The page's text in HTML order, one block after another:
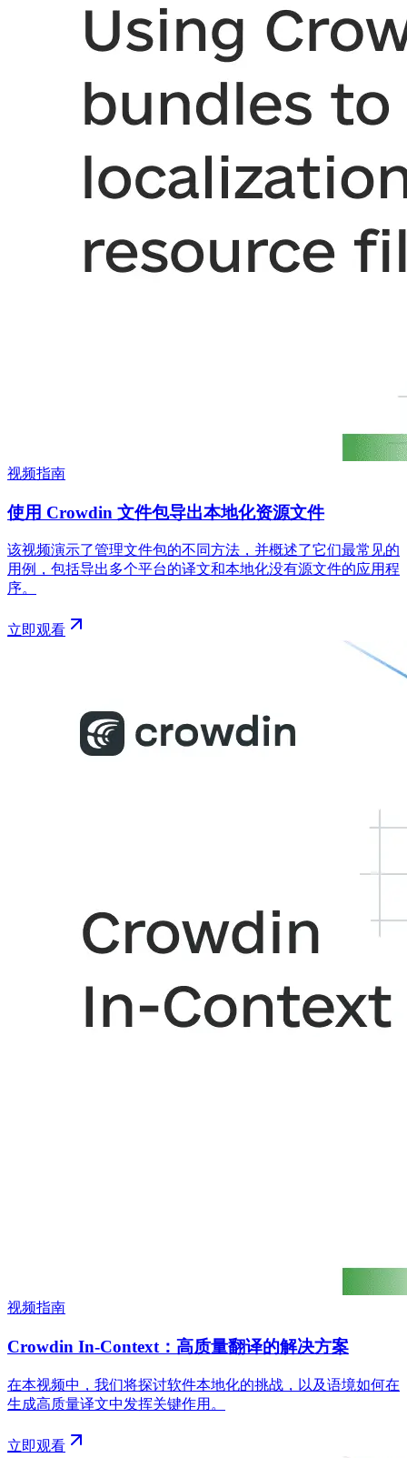
视频指南
使用 Crowdin 文件包导出本地化资源文件
该视频演示了管理文件包的不同方法，并概述了它们最常见的
用例，包括导出多个平台的译文和本地化没有源文件的应用程
序。
立即观看
视频指南
Crowdin In-Context：高质量翻译的解决方案
在本视频中，我们将探讨软件本地化的挑战，以及语境如何在
生成高质量译文中发挥关键作用。
立即观看